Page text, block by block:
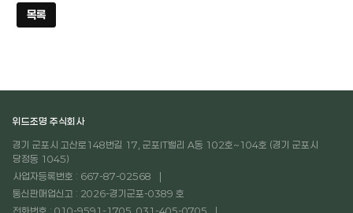
목록
위드조명 주식회사
경기 군포시 고산로148번길 17, 군포IT밸리 A동 102호~104호 (경기 군포시
당정동 1045)
사업자등록번호 : 667-87-02568
통신판매업신고 : 2026-경기군포-0389 호